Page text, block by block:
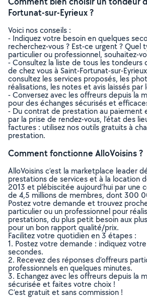
Fortunat-sur-Eyrieux ?
Voici nos conseils :
- Indiquez votre besoin en quelques
recherchez-vous ? Est-ce urgent ? Quel
particulier ou professionnel, souhaitez-
- Consultez la liste de tous les tondeurs
de chez vous à Saint-Fortunat-sur-
consultez les services proposés, les
réalisations, les notes et avis laissés par
- Conversez avec les offreurs depuis la
pour des échanges sécurisés et
- Du contrat de prestation au paiement
par la prise de rendez-vous, l’état des
factures : utilisez nos outils gratuits à
prestation.
Comment fonctionne AlloVoisins ?
AlloVoisins c’est la marketplace leader
prestations de services et à la location
2013 et plébiscitée aujourd’hui par une
de 4,5 millions de membres, dont 300
Postez votre demande et trouvez
particulier ou un professionnel pour
prestations, du plus petit besoin aux
pour un bon rapport qualité/prix.
Facilitez votre quotidien en 3 étapes :
1. Postez votre demande : indiquez
secondes.
2. Recevez des réponses d’offreurs
professionnels en quelques minutes.
3. Echangez avec les offreurs depuis la
sécurisée et faites votre choix !
C’est gratuit et sans commission !